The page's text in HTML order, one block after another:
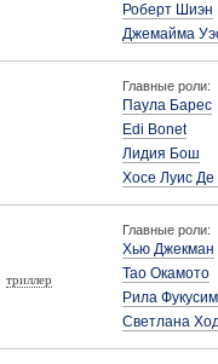
Роберт Шиэн
Джемайма
Главные роли:
Паула Барес
Edi Bonet
Лидия Бош
Хосе Луис Де
триллер
Главные роли:
Хью Джекман
Тао Окамото
Рила
Светлана